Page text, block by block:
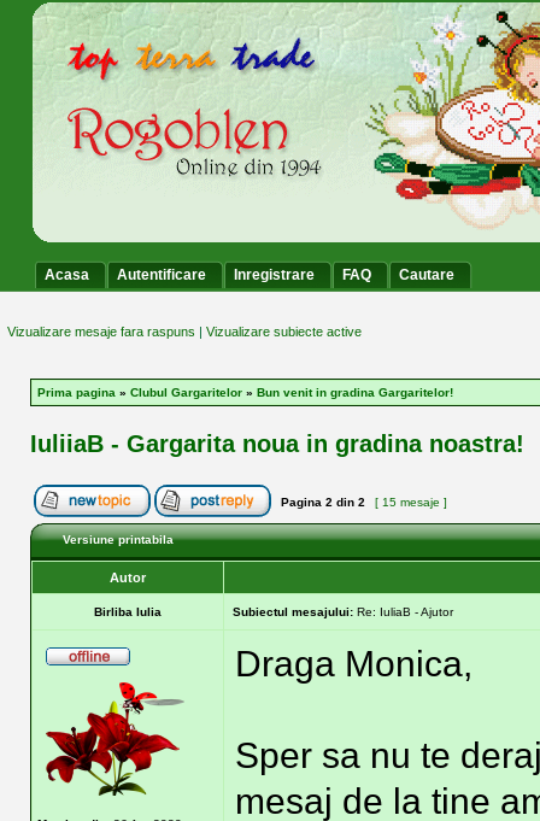
Acasa Autentificare Inregistrare FAQ Cautare
Vizualizare mesaje fara raspuns | Vizualizare subiecte active
Prima pagina » Clubul Gargaritelor » Bun venit in gradina Gargaritelor!
IuliiaB - Gargarita noua in gradina noastra!
Pagina 2 din 2 [ 15 mesaje ]
Versiune printabila
Autor
Birliba Iulia Subiectul mesajului: Re: IuliaB - Ajutor
Draga Monica,
Sper sa nu te
mesaj de la tine